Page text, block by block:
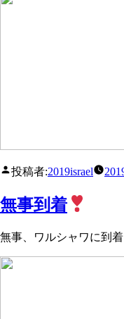
投稿者:2019israel
無事到着
無事、ワルシャワに到着